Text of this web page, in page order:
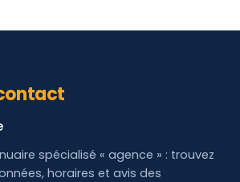
spécialisé « agence » : trouvez
horaires et avis des